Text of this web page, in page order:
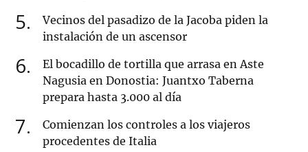
5
Vecinos del pasadizo de la Jacoba piden la
instalación de un ascensor
6
El bocadillo de tortilla que arrasa en Aste
Nagusia en Donostia: Juantxo Taberna
prepara hasta 3.000 al día
7
Comienzan los controles a los viajeros
procedentes de Italia